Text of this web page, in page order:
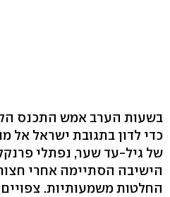
בשעות הערב אמש התכנס
כדי לדון בתגובת ישראל אל
של גיל-עד שער, נפתלי
הישיבה הסתיימה אחרי
החלטות משמעותיות. צפויים